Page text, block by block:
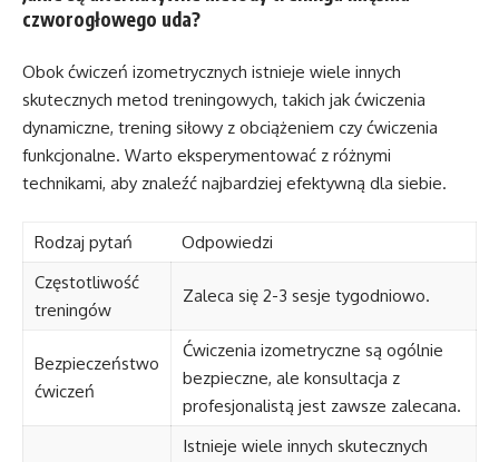
czworogłowego uda?
Obok ćwiczeń izometrycznych istnieje wiele innych
skutecznych metod treningowych, takich jak ćwiczenia
dynamiczne, trening siłowy z obciążeniem czy ćwiczenia
funkcjonalne. Warto eksperymentować z różnymi
technikami, aby znaleźć najbardziej efektywną dla siebie.
Rodzaj pytań
Odpowiedzi
Częstotliwość
treningów
Zaleca się 2-3 sesje tygodniowo.
Bezpieczeństwo
ćwiczeń
Ćwiczenia izometryczne są ogólnie
bezpieczne, ale konsultacja z
profesjonalistą jest zawsze zalecana.
Istnieje wiele innych skutecznych